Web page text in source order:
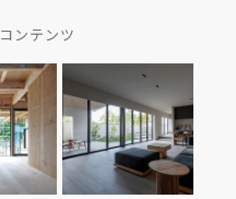
ンテンツ